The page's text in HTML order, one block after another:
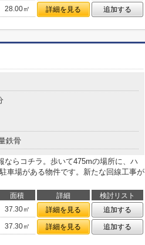
28.00㎡ 詳細を見る 追加する
鉄骨
らコチラ。歩いて475mの場所に、ハ
車場がある物件です。新たな回線工事が
面積 詳細
検討リスト
37.30㎡ 詳細を見る
追加する
37.30㎡ 詳細を見る 追加する